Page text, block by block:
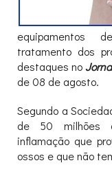
equipamentos
tratamento dos
destaques no
de 08 de agosto.
Segundo a
de 50 milhões
inflamação que
ossos e que não